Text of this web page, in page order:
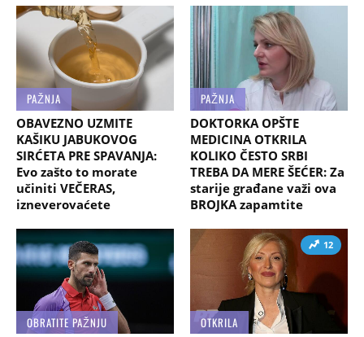
PAŽNJA
OBAVEZNO UZMITE
KAŠIKU JABUKOVOG
SIRĆETA PRE SPAVANJA:
Evo zašto to morate
učiniti VEČERAS,
izneverovaćete
PAŽNJA
DOKTORKA OPŠTE
MEDICINA OTKRILA
KOLIKO ČESTO SRBI
TREBA DA MERE ŠEĆER: Za
starije građane važi ova
BROJKA zapamtite
OBRATITE PAŽNJU
12
OTKRILA